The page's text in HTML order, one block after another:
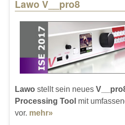
Lawo V__pro8
Lawo stellt sein neues
Processing Tool mit
vor. mehr»